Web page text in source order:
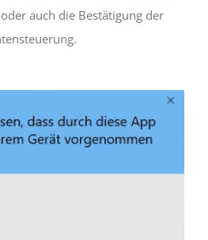
auch die Bestätigung der